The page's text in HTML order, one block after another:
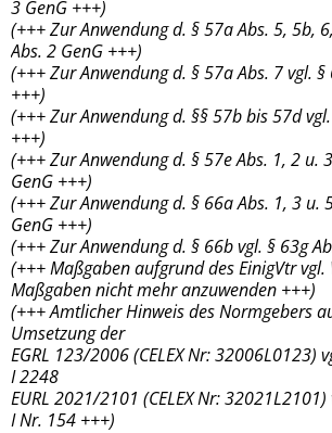
3 GenG +++)
(+++ Zur Anwendung d. § 57a Abs. 5, 5b,
Abs. 2 GenG +++)
(+++ Zur Anwendung d. § 57a Abs. 7 vgl. §
+++)
(+++ Zur Anwendung d. §§ 57b bis 57d
+++)
(+++ Zur Anwendung d. § 57e Abs. 1, 2 u.
GenG +++)
(+++ Zur Anwendung d. § 66a Abs. 1, 3 u.
GenG +++)
(+++ Zur Anwendung d. § 66b vgl. § 63g
(+++ Maßgaben aufgrund des EinigVtr vgl.
Maßgaben nicht mehr anzuwenden +++)
(+++ Amtlicher Hinweis des Normgebers
Umsetzung der
EGRL 123/2006 (CELEX Nr: 32006L0123)
I 2248
EURL 2021/2101 (CELEX Nr:
I Nr. 154 +++)